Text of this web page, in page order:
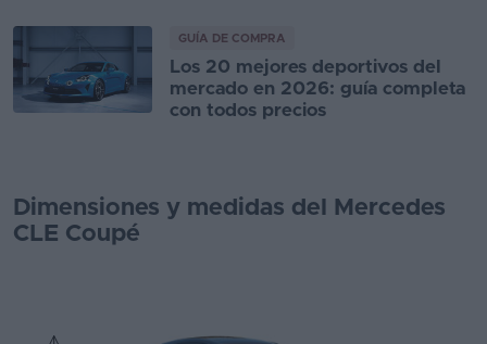
GUÍA DE COMPRA
Los 20 mejores deportivos del
mercado en 2026: guía completa
con todos precios
Dimensiones y medidas del Mercedes
CLE Coupé